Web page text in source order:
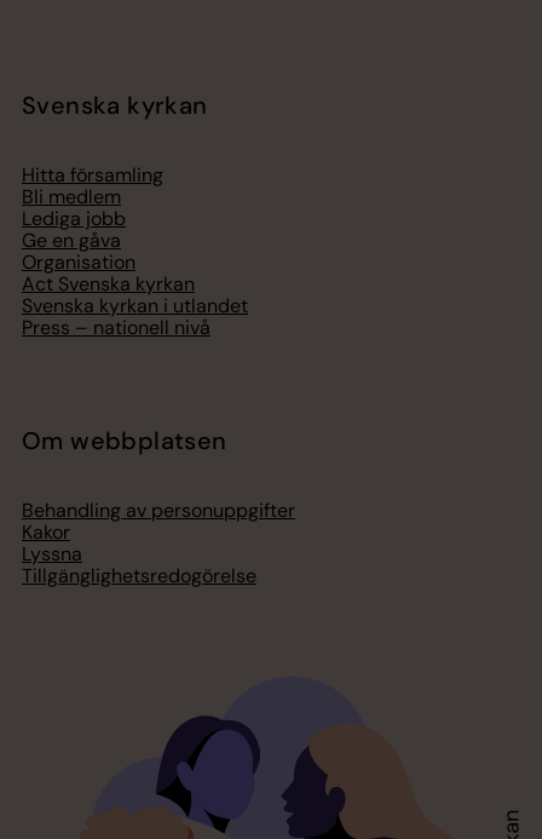
Svenska kyrkan
Hitta församling
Bli medlem
Lediga jobb
Ge en gåva
Organisation
Act Svenska kyrkan
Svenska kyrkan i utlandet
Press – nationell nivå
Om webbplatsen
Behandling av personuppgifter
Kakor
Lyssna
Tillgänglighetsredogörelse